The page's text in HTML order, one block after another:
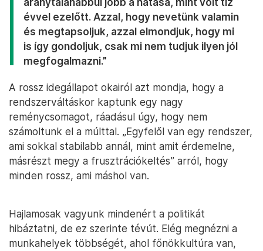
évvel ezelőtt. Azzal, hogy nevetünk valamin
és megtapsoljuk, azzal elmondjuk, hogy mi
is így gondoljuk, csak mi nem tudjuk ilyen jól
megfogalmazni.”
A rossz idegállapot okairól azt mondja, hogy a
rendszerváltáskor kaptunk egy nagy
reménycsomagot, ráadásul úgy, hogy nem
számoltunk el a múlttal. „Egyfelől van egy rendszer,
ami sokkal stabilabb annál, mint amit érdemelne,
másrészt megy a frusztrációkeltés” arról, hogy
minden rossz, ami máshol van.
Hajlamosak vagyunk mindenért a politikát
hibáztatni, de ez szerinte tévút. Elég megnézni a
munkahelyek többségét, ahol főnökkultúra van,